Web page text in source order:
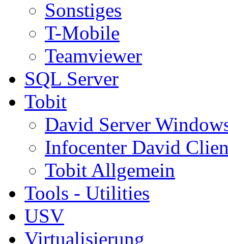
Sonstiges
T-Mobile
Teamviewer
SQL Server
Tobit
David Server
Infocenter David
Tobit Allgemein
Tools - Utilities
USV
Virtualisierung